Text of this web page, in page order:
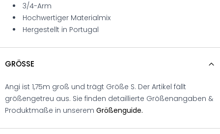
3/4-Arm
Hochwertiger Materialmix
Hergestellt in Portugal
GRÖSSE
Angi ist 1,75m groß und trägt Größe S. Der Artikel fällt
größengetreu aus. Sie finden detaillierte Größenangaben &
Produktmaße in unserem Größenguide.